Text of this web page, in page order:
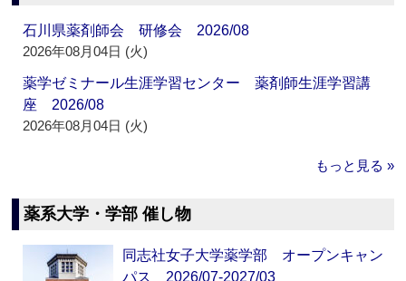
石川県薬剤師会 研修会 2026/08
2026年08月04日 (火)
薬学ゼミナール生涯学習センター 薬剤師生涯学習講
座 2026/08
2026年08月04日 (火)
もっと見る »
薬系大学・学部 催し物
同志社女子大学薬学部 オープンキャン
パス 2026/07-2027/03